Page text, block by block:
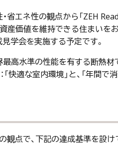
省エネ性の観点から「ZEH
産価値を維持できる住まい
学会を実施する予定です。
水準の性能を有する断熱材で
：「快適な室内環境」と、「年
観点で、下記の達成基準を設け